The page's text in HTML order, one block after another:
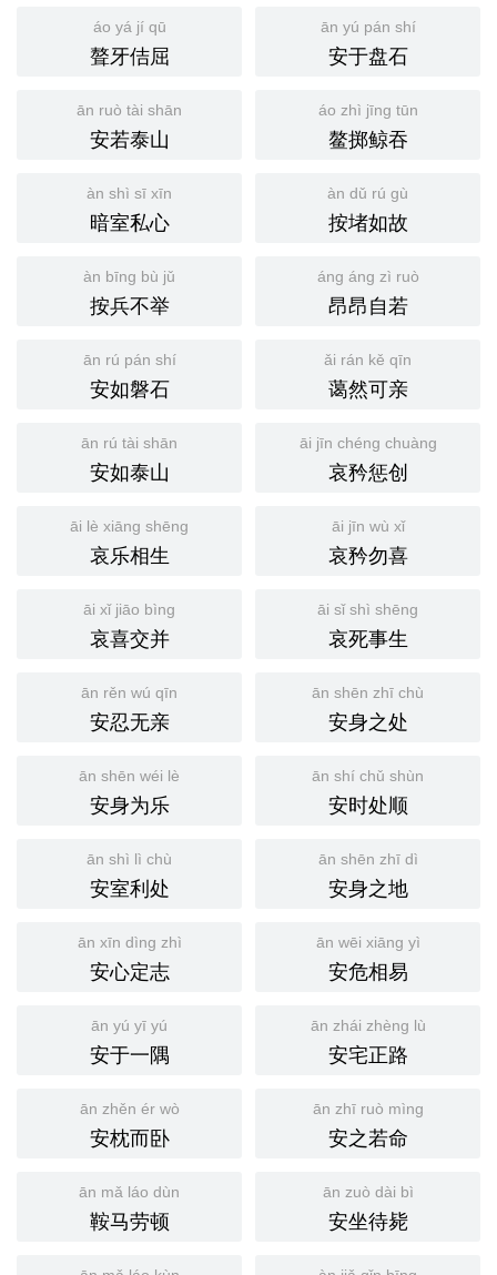
áo yá jí qū
聱牙佶屈
ān yú pán shí
安于盘石
ān ruò tài shān
安若泰山
áo zhì jīng tūn
鳌掷鲸吞
àn shì sī xīn
暗室私心
àn dǔ rú gù
按堵如故
àn bīng bù jǔ
按兵不举
áng áng zì ruò
昂昂自若
ān rú pán shí
安如磐石
ǎi rán kě qīn
蔼然可亲
ān rú tài shān
安如泰山
āi jīn chéng chuàng
哀矜惩创
āi lè xiāng shēng
哀乐相生
āi jīn wù xǐ
哀矜勿喜
āi xǐ jiāo bìng
哀喜交并
āi sǐ shì shēng
哀死事生
ān rěn wú qīn
安忍无亲
ān shēn zhī chù
安身之处
ān shēn wéi lè
安身为乐
ān shí chǔ shùn
安时处顺
ān shì lì chù
安室利处
ān shēn zhī dì
安身之地
ān xīn dìng zhì
安心定志
ān wēi xiāng yì
安危相易
ān yú yī yú
安于一隅
ān zhái zhèng lù
安宅正路
ān zhěn ér wò
安枕而卧
ān zhī ruò mìng
安之若命
ān mǎ láo dùn
鞍马劳顿
ān zuò dài bì
安坐待毙